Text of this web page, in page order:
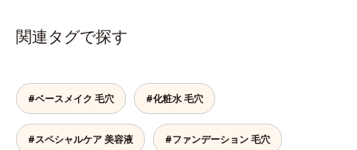
－２０）アルキルグルコシドの組み
合わせが初（2023年4月 Mintel社デ
ーストステップのこと*4 細胞間脂
質に類似した構造*5 保湿成分
し、すっとなじむ素直な肌を目指し
植物由来成分や「ナノVCショット
カプセル」を採用。化粧水前に塗る
だけの簡単ケアで、ゴワつきや肌荒
れ、ニキビを予防します。【ご使用
関連タグで探す
#ベースメイク 毛穴 #化粧水 毛穴
#スペシャルケア 美容液 #ファンデーション 毛穴